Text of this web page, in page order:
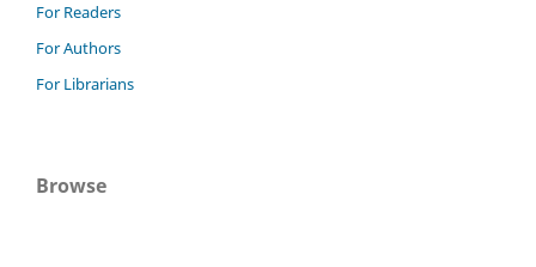
For Readers
For Authors
For Librarians
Browse